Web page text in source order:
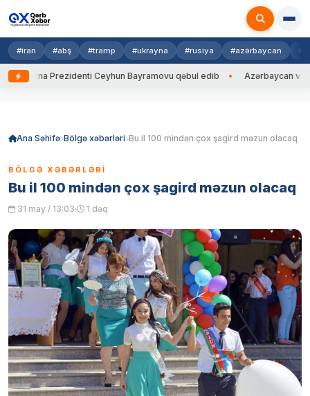
#iran #abş #tramp #ukrayna #rusiya #azərbaycan
Prezidenti Ceyhun Bayramovu qəbul edib Azərbaycan və
Ana Səhifə Bölgə xəbərləri Bu il 100 mindən çox şagird məzun olacaq
BÖLGƏ XƏBƏRLƏRI
Bu il 100 mindən çox şagird məzun olacaq
31 may / 13:03 1 dəq